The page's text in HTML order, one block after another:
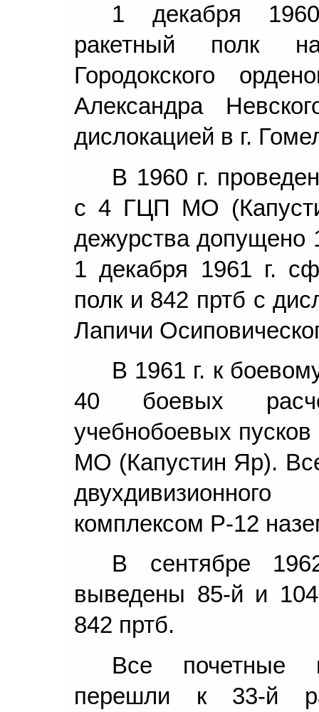
1 декабря
ракетный полк
Городокского
Александра
дислокацией в г.
В 1960 г.
с 4 ГЦП МО
дежурства допущено
1 декабря 1961 г.
полк и 842 пртб с
Лапичи
В 1961 г. к
40 боевых
учебнобоевых
МО (Капустин Яр).
комплексом Р-12
В сентябре
выведены 85-й и
842 пртб.
Все почетные
перешли к 33-й